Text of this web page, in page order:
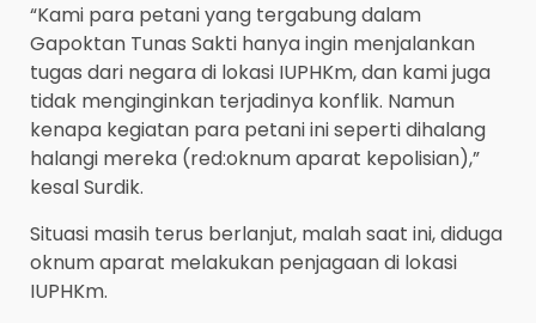
“Kami para petani yang tergabung dalam
Gapoktan Tunas Sakti hanya ingin menjalankan
tugas dari negara di lokasi IUPHKm, dan kami juga
tidak menginginkan terjadinya konflik. Namun
kenapa kegiatan para petani ini seperti dihalang
halangi mereka (red:oknum aparat kepolisian),”
kesal Surdik.
Situasi masih terus berlanjut, malah saat ini, diduga
oknum aparat melakukan penjagaan di lokasi
IUPHKm.